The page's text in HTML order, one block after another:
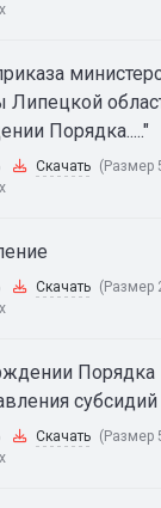
Липецкой
Порядка....."
Скачать (Размер
Скачать (Размер
Порядка
субсидий
Скачать (Размер